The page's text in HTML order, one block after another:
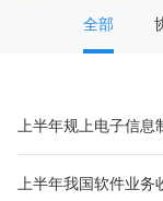
全部